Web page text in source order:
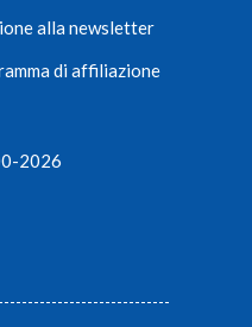
alla newsletter
di affiliazione
2026